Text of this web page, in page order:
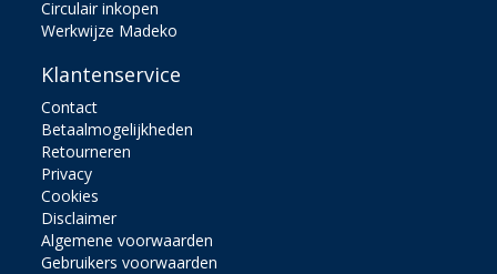
Circulair inkopen
Werkwijze Madeko
Klantenservice
Contact
Betaalmogelijkheden
Retourneren
Privacy
Cookies
Disclaimer
Algemene voorwaarden
Gebruikers voorwaarden